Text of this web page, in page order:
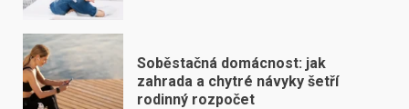
Soběstačná domácnost: jak
zahrada a chytré návyky šetří
rodinný rozpočet